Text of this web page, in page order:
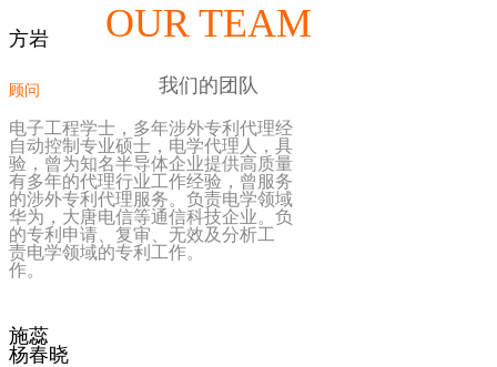
方岩
顾问
自动控制专业硕士，电学代理人，具
有多年的代理行业工作经验，曾服务
华为，大唐电信等通信科技企业。负
责电学领域的专利工作。
杨春晓
OUR TEAM
我们的团队
电子工程学士，多年涉外专利代理经
验，曾为知名半导体企业提供高质量
的涉外专利代理服务。负责电学领域
的专利申请、复审、无效及分析工
作。
施蕊